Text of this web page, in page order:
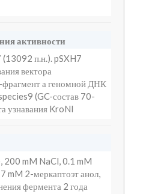
активности
п.н.). pSXH7
вектора
а геномной ДНК
(GC-состав 70-
узнавания KroNI
200 mM NaCl, 0.1 mM
mM 2-меркаптоэт анол,
фермента 2 года